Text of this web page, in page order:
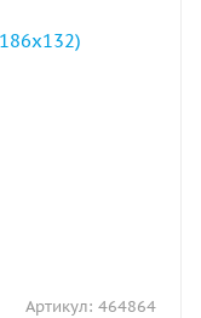
Артикул: 464864